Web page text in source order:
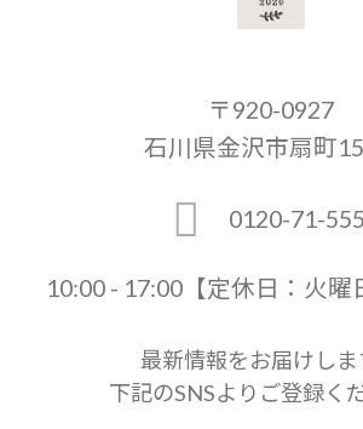
〒920-0927
石川県金沢市扇町
0120-71-
10:00 - 17:00【定休日：火曜
最新情報をお届けし
下記のSNSよりご登録く